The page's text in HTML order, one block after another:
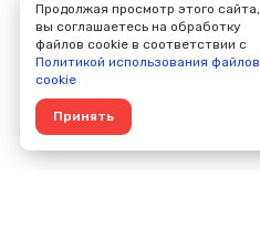
Продолжая просмотр этого сайта,
вы соглашаетесь на обработку
файлов cookie в соответствии с
Политикой использования файлов
cookie
Принять